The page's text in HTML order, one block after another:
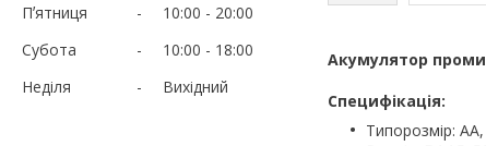
Пʼятниця
10:00
20:00
Субота
10:00
18:00
Неділя
Вихідний
Акумулятор
Специфікація:
Типорозмір: